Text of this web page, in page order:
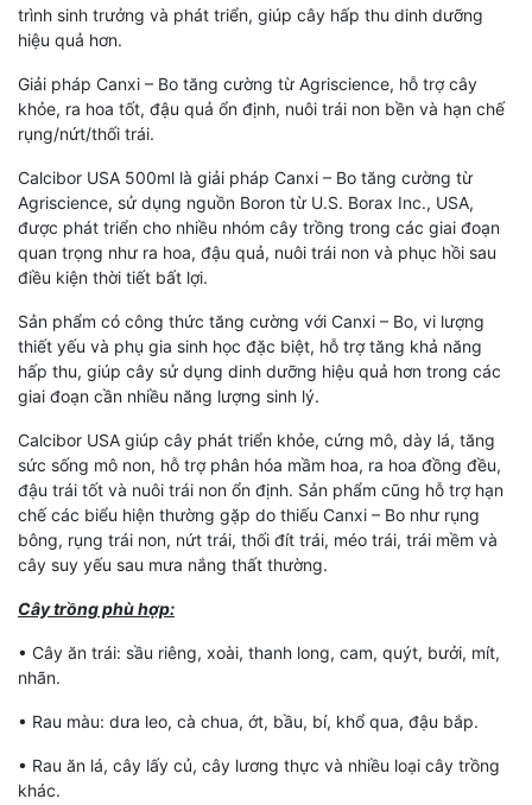
trình sinh trưởng và phát triển, giúp cây hấp thu dinh dưỡng
hiệu quả hơn.
Giải pháp Canxi – Bo tăng cường từ Agriscience, hỗ trợ cây
khỏe, ra hoa tốt, đậu quả ổn định, nuôi trái non bền và hạn chế
rụng/nứt/thối trái.
Calcibor USA 500ml là giải pháp Canxi – Bo tăng cường từ
Agriscience, sử dụng nguồn Boron từ U.S. Borax Inc., USA,
được phát triển cho nhiều nhóm cây trồng trong các giai đoạn
quan trọng như ra hoa, đậu quả, nuôi trái non và phục hồi sau
điều kiện thời tiết bất lợi.
Sản phẩm có công thức tăng cường với Canxi – Bo, vi lượng
thiết yếu và phụ gia sinh học đặc biệt, hỗ trợ tăng khả năng
hấp thu, giúp cây sử dụng dinh dưỡng hiệu quả hơn trong các
giai đoạn cần nhiều năng lượng sinh lý.
Calcibor USA giúp cây phát triển khỏe, cứng mô, dày lá, tăng
sức sống mô non, hỗ trợ phân hóa mầm hoa, ra hoa đồng đều,
đậu trái tốt và nuôi trái non ổn định. Sản phẩm cũng hỗ trợ hạn
chế các biểu hiện thường gặp do thiếu Canxi – Bo như rụng
bông, rụng trái non, nứt trái, thối đít trái, méo trái, trái mềm và
cây suy yếu sau mưa nắng thất thường.
Cây trồng phù hợp:
• Cây ăn trái: sầu riêng, xoài, thanh long, cam, quýt, bưởi, mít,
nhãn.
• Rau màu: dưa leo, cà chua, ớt, bầu, bí, khổ qua, đậu bắp.
• Rau ăn lá, cây lấy củ, cây lương thực và nhiều loại cây trồng
khác.